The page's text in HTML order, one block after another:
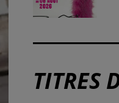
TITRES